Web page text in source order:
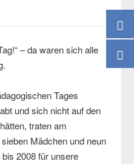
– da waren sich alle
Tages
und sich nicht auf den
traten am
Mädchen und neun
2008 für unsere